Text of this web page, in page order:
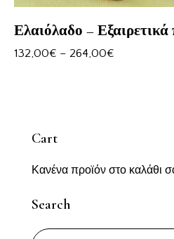
Ελαιόλαδο – Εξαιρετικά
132,00€ – 264,00€
Cart
Κανένα προϊόν στο καλάθι
Search